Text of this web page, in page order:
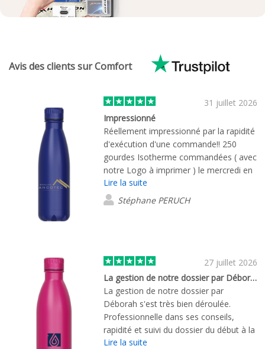
Avis des clients sur Comfort
31 juillet 2026
Impressionné
Réellement impressionné par la rapidité
d'exécution d'une commande!! 250
gourdes Isotherme commandées ( avec
notre Logo à imprimer ) le mercredi en
fin de journée, livraison le lundi suivant !
Merci et Bravo
Lire la suite
Stéphane PERUCH
27 juillet 2026
La gestion de notre dossier par Déborah…
La gestion de notre dossier par
Déborah s'est très bien déroulée.
Professionnelle dans ses conseils,
rapidité et suivi du dossier du début à la
fin du processus de commande, tout a
Lire la suite